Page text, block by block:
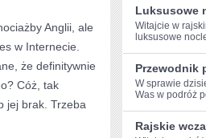
Anglii, ale
w Internecie.
że definitywnie
Cóż, tak
jej brak. Trzeba
Luksusowe
Witajcie w‍
luksusowe
Przewodnik
W ⁢sprawie
Was w podróż‌
Rajskie